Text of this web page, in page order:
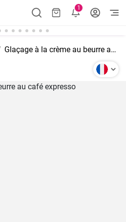
1
Glaçage à la crème au beurre au café expresso